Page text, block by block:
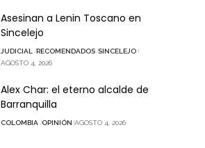
Asesinan a Lenin Toscano en
Sincelejo
JUDICIAL RECOMENDADOS SINCELEJO
AGOSTO 4, 2026
Alex Char: el eterno alcalde de
Barranquilla
COLOMBIA OPINIÓN AGOSTO 4, 2026